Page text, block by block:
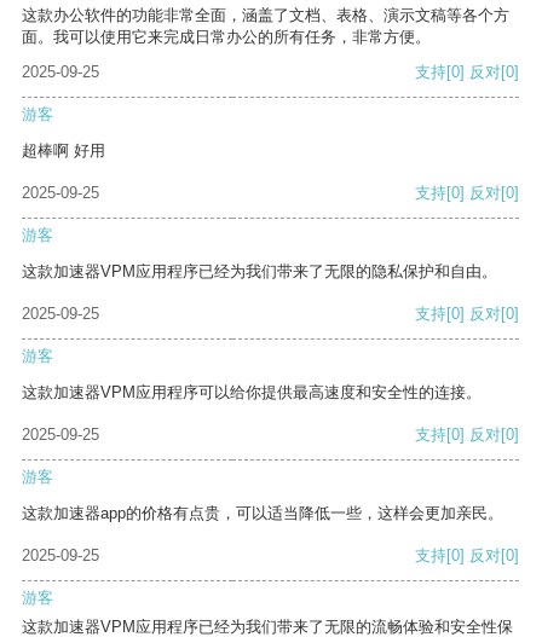
这款办公软件的功能非常全面，涵盖了文档、表格、演示文稿等各个方
面。我可以使用它来完成日常办公的所有任务，非常方便。
2025-09-25
支持[0] 反对[0]
游客
超棒啊 好用
2025-09-25 支持[0] 反对[0]
游客
这款加速器VPM应用程序已经为我们带来了无限的隐私保护和自由。
2025-09-25 支持[0] 反对[0]
游客
这款加速器VPM应用程序可以给你提供最高速度和安全性的连接。
2025-09-25 支持[0] 反对[0]
游客
这款加速器app的价格有点贵，可以适当降低一些，这样会更加亲民。
2025-09-25 支持[0] 反对[0]
游客
这款加速器VPM应用程序已经为我们带来了无限的流畅体验和安全性保